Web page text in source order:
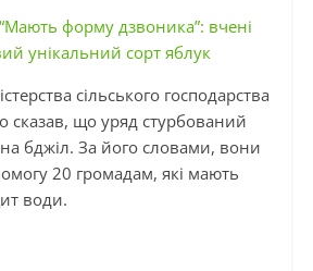
“Мають форму дзвоника”: вчені
унікальний сорт яблук
сільського господарства
сказав, що уряд стурбований
бджіл. За його словами, вони
20 громадам, які мають
води.